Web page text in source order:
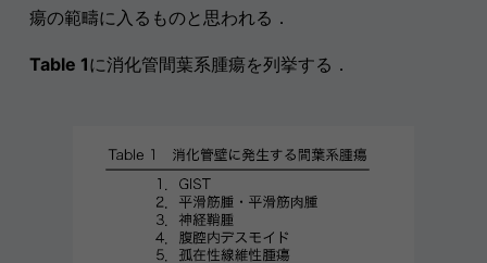
瘍の範疇に入るものと思われる．
Table 1に消化管間葉系腫瘍を列挙する．